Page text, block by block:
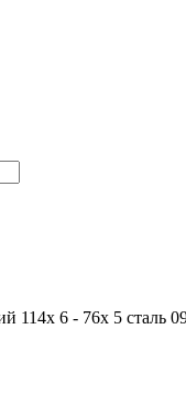
114х 6 - 76х 5 сталь